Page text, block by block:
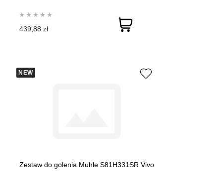
439,88 zł
NEW
Zestaw do golenia Muhle S81H331SR Vivo